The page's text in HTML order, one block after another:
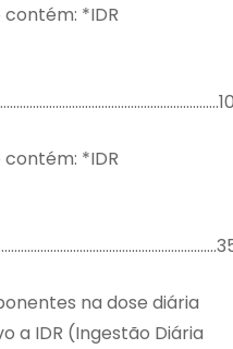
*IDR
*IDR
na dose diária
a IDR (Ingestão Diária